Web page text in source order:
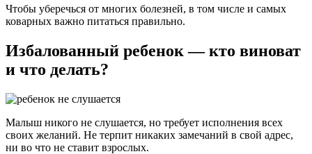
Чтобы уберечься от многих болезней, в том числе и самых
коварных важно питаться правильно.
Избалованный ребенок — кто виноват
и что делать?
Малыш никого не слушается, но требует исполнения всех
своих желаний. Не терпит никаких замечаний в свой адрес,
ни во что не ставит взрослых.